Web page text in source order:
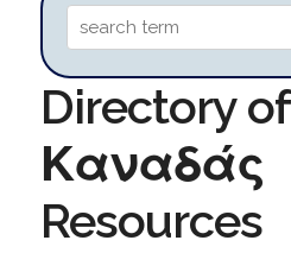
Directory of
Καναδάς
Resources